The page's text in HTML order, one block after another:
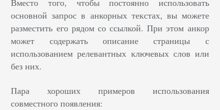
Вместо того, чтобы постоянно использовать
основной запрос в анкорных текстах, вы можете
разместить его рядом со ссылкой. При этом анкор
может содержать описание страницы с
использованием релевантных ключевых слов или
без них.
Пара хороших примеров использования
совместного появления: